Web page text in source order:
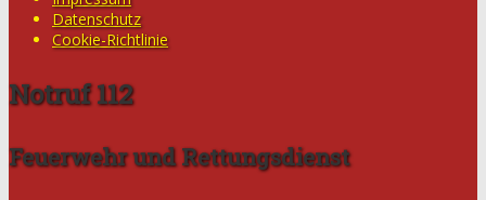
Datenschutz
Cookie-Richtlinie
Notruf 112
Feuerwehr und Rettungsdienst